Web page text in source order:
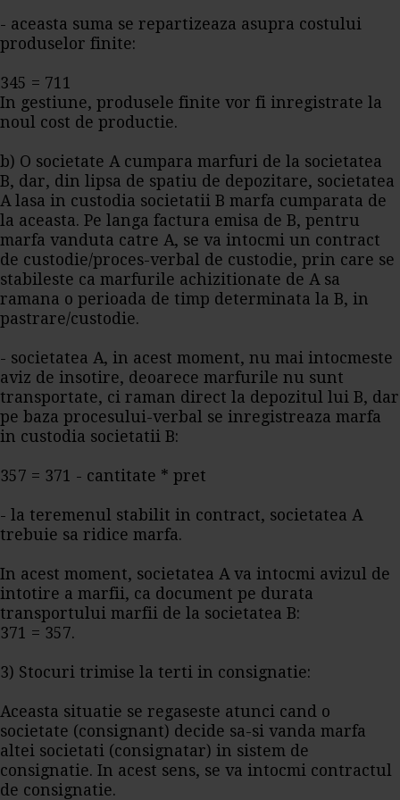
- aceasta suma se repartizeaza asupra costului
produselor finite:
345 = 711
In gestiune, produsele finite vor fi inregistrate la
noul cost de productie.
b) O societate A cumpara marfuri de la societatea
B, dar, din lipsa de spatiu de depozitare, societatea
A lasa in custodia societatii B marfa cumparata de
la aceasta. Pe langa factura emisa de B, pentru
marfa vanduta catre A, se va intocmi un contract
de custodie/proces-verbal de custodie, prin care se
stabileste ca marfurile achizitionate de A sa
ramana o perioada de timp determinata la B, in
pastrare/custodie.
- societatea A, in acest moment, nu mai intocmeste
aviz de insotire, deoarece marfurile nu sunt
transportate, ci raman direct la depozitul lui B, dar
pe baza procesului-verbal se inregistreaza marfa
in custodia societatii B:
357 = 371 - cantitate * pret
- la teremenul stabilit in contract, societatea A
trebuie sa ridice marfa.
In acest moment, societatea A va intocmi avizul de
intotire a marfii, ca document pe durata
transportului marfii de la societatea B:
371 = 357.
3) Stocuri trimise la terti in consignatie:
Aceasta situatie se regaseste atunci cand o
societate (consignant) decide sa-si vanda marfa
altei societati (consignatar) in sistem de
consignatie. In acest sens, se va intocmi contractul
de consignatie.